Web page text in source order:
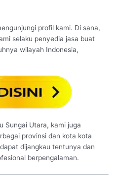
profil kami. Di sana,
selaku penyedia jasa buat
wilayah Indonesia,
Sungai Utara, kami juga
provinsi dan kota kota
dijangkau tentunya dan
berpengalaman.